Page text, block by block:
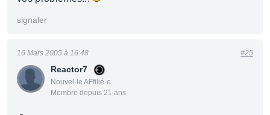
signaler
Reactor7
Nouvel·le AFfilié·e
Membre depuis 21 ans
16 Mars 2005 à 16:48 #25